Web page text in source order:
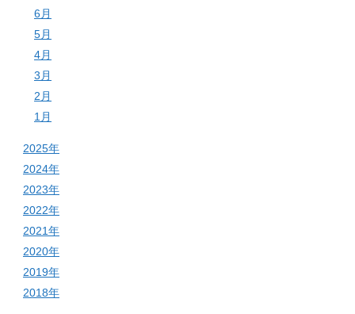
6月
5月
4月
3月
2月
1月
2025年
2024年
2023年
2022年
2021年
2020年
2019年
2018年